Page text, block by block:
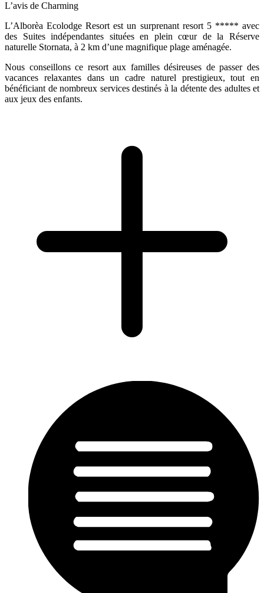
L’avis de Charming
L’Alborèa Ecolodge Resort est un surprenant resort 5 ***** avec
des Suites indépendantes situées en plein cœur de la Réserve
naturelle Stornata, à 2 km d’une magnifique plage aménagée.
Nous conseillons ce resort aux familles désireuses de passer des
vacances relaxantes dans un cadre naturel prestigieux, tout en
bénéficiant de nombreux services destinés à la détente des adultes et
aux jeux des enfants.